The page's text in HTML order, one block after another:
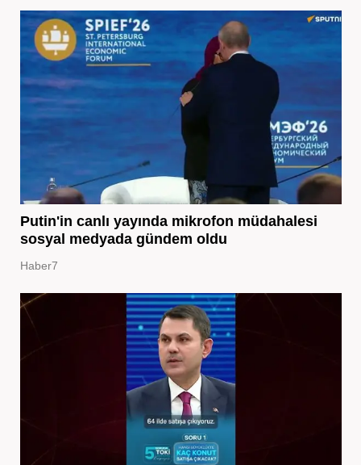
Putin'in canlı yayında mikrofon müdahalesi
sosyal medyada gündem oldu
Haber7